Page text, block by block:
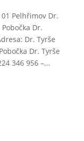
Pelhřimov Dr.
Dr.
Dr. Tyrše
Dr. Tyrše
346 956 –...